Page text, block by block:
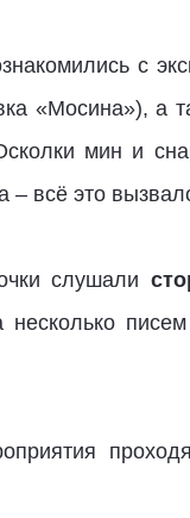
с
«Мосина»), а
мин и
всё это
слушали
несколько